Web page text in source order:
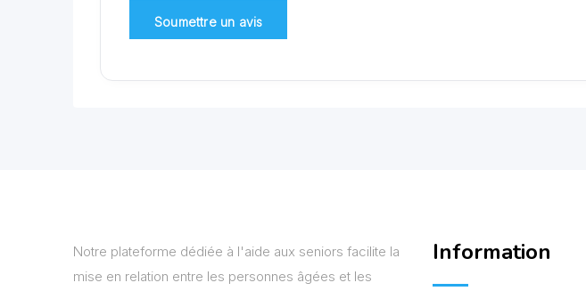
Notre plateforme dédiée à l'aide aux seniors facilite la
mise en relation entre les personnes âgées et les
Information